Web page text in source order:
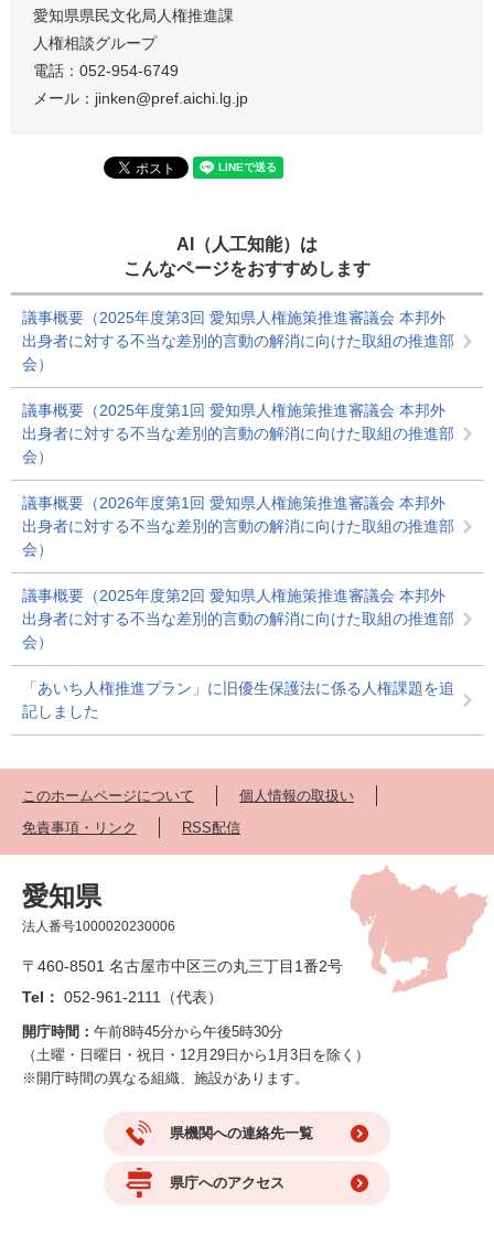
愛知県県民文化局人権推進課
人権相談グループ
電話：052‐954‐6749
メール：jinken@pref.aichi.lg.jp
AI（人工知能）は
こんなページをおすすめします
議事概要（2025年度第3回 愛知県人権施策推進審議会 本邦外
出身者に対する不当な差別的言動の解消に向けた取組の推進部
会）
議事概要（2025年度第1回 愛知県人権施策推進審議会 本邦外
出身者に対する不当な差別的言動の解消に向けた取組の推進部
会）
議事概要（2026年度第1回 愛知県人権施策推進審議会 本邦外
出身者に対する不当な差別的言動の解消に向けた取組の推進部
会）
議事概要（2025年度第2回 愛知県人権施策推進審議会 本邦外
出身者に対する不当な差別的言動の解消に向けた取組の推進部
会）
「あいち人権推進プラン」に旧優生保護法に係る人権課題を追
記しました
このホームページについて
個人情報の取扱い
免責事項・リンク
RSS配信
愛知県
法人番号1000020230006
〒460-8501 名古屋市中区三の丸三丁目1番2号
Tel： 052-961-2111（代表）
開庁時間： 午前8時45分から午後5時30分
（土曜・日曜日・祝日・12月29日から1月3日を除く）
※開庁時間の異なる組織、施設があります。
県機関への連絡先一覧
県庁へのアクセス